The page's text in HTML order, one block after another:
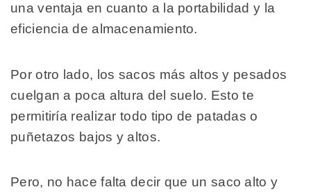
una ventaja en cuanto a la portabilidad y la
eficiencia de almacenamiento.
Por otro lado, los sacos más altos y pesados
cuelgan a poca altura del suelo. Esto te
permitiría realizar todo tipo de patadas o
puñetazos bajos y altos.
Pero, no hace falta decir que un saco alto y